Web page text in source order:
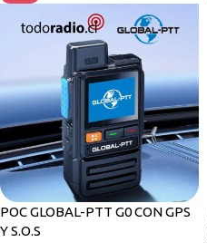
POC GLOBAL-PTT G0 CON GPS
Y S.O.S